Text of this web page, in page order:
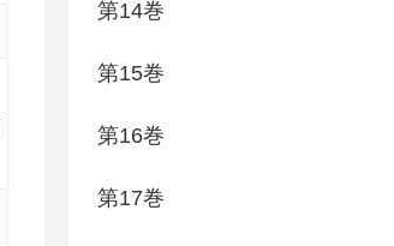
第14巻
第15巻
第16巻
第17巻